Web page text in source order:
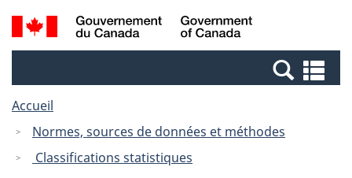
Passer
au
Passer
à
Canada
Recherche
et
et
Accueil
Normes, sources de données et méthodes
Classifications statistiques